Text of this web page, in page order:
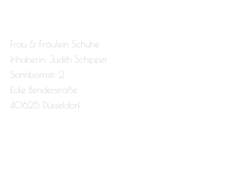
Frau & Fräulein Schuhe
Inhaberin: Judith Schipper
Sonnbornstr. 2
Ecke Benderstraße
40625 Düsseldorf